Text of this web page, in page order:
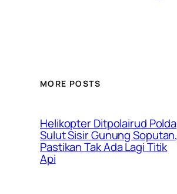
MORE POSTS
Helikopter Ditpolairud Polda
Sulut Sisir Gunung Soputan,
Pastikan Tak Ada Lagi Titik
Api